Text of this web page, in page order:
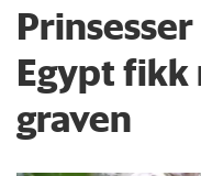
Egypt fikk
graven